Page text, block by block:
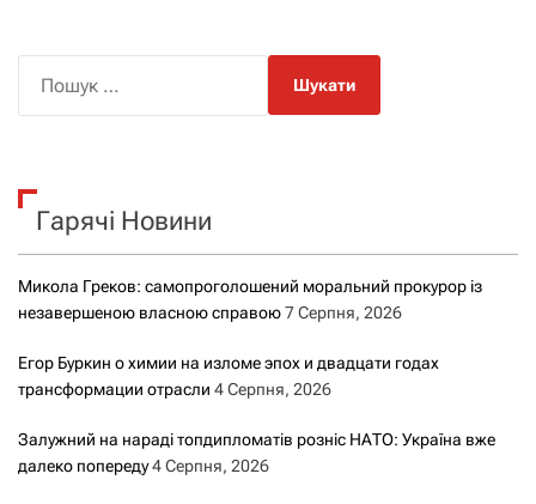
к
Гарячі Новини
Микола Греков: самопроголошений моральний прокурор із
незавершеною власною справою7 Серпня, 2026
Егор Буркин о химии на изломе эпох и двадцати годах
трансформации отрасли 4 Серпня, 2026
Залужний на нараді топдипломатів розніс НАТО: Україна вже
далеко попереду4 Серпня, 2026